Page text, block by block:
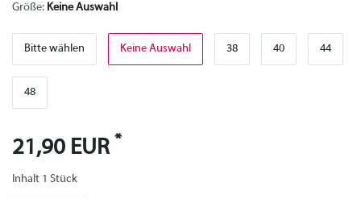
Größe: Keine Auswahl
Bitte wählen Keine Auswahl 38 40 44
48
21,90 EUR *
Inhalt 1 Stück